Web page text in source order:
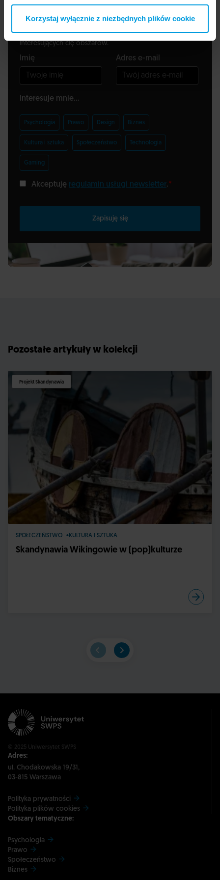
Korzystaj wyłącznie z niezbędnych plików cookie
Zapisz się do newslettera
Wiedza, inspiracje, ciekawi ludzie - otrzymuj materiały z
interesujących cię obszarów.
Imię Adres e-mail
Interesuje mnie...
Psychologia Prawo Design Biznes
Kultura i sztuka Społeczeństwo Technologia
Gaming
Akceptuję regulamin usługi newsletter.*
Zapisuję się
Pozostałe artykuły w kolekcji
Projekt Skandynawia
SPOŁECZEŃSTWO KULTURA I SZTUKA
Skandynawia Wikingowie w (pop)kulturze
© 2025 Uniwersytet SWPS
Adres:
ul. Chodakowska 19/31,
03-815 Warszawa
Polityka prywatności
Polityka plików cookies
Obszary tematyczne:
Psychologia
Prawo
Społeczeństwo
Biznes